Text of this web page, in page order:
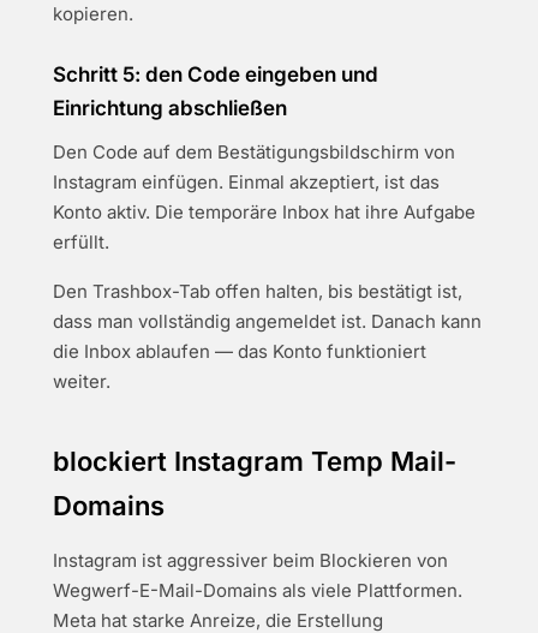
kopieren.
Schritt 5: den Code eingeben und
Einrichtung abschließen
Den Code auf dem Bestätigungsbildschirm von
Instagram einfügen. Einmal akzeptiert, ist das
Konto aktiv. Die temporäre Inbox hat ihre Aufgabe
erfüllt.
Den Trashbox-Tab offen halten, bis bestätigt ist,
dass man vollständig angemeldet ist. Danach kann
die Inbox ablaufen — das Konto funktioniert
weiter.
blockiert Instagram Temp Mail-
Domains
Instagram ist aggressiver beim Blockieren von
Wegwerf-E-Mail-Domains als viele Plattformen.
Meta hat starke Anreize, die Erstellung